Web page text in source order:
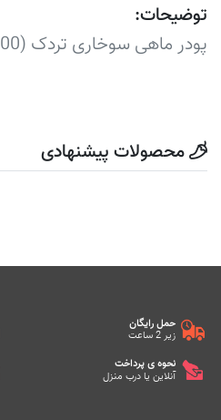
توضیحات:
پودر ماهی سوخاری تردک (200 گرمی)
محصولات پیشنهادی
حمل رایگان
زیر 2 ساعت
نحوه ی پرداخت
آنلاین یا درب منزل